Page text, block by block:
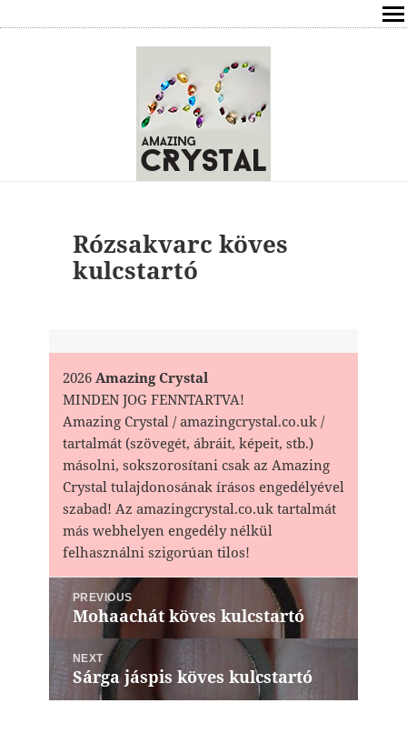
ÍRÁSOK
ÁSVÁNYOK HATÁSAI
ELÉRHETŐSÉG
ONLINE GYÓGYÍTÁS,TANÁCSADÁS
Rózsakvarc köves
kulcstartó
2026Amazing Crystal
MINDEN JOG FENNTARTVA!
Amazing Crystal / amazingcrystal.co.uk /
tartalmát (szövegét, ábráit, képeit, stb.)
másolni, sokszorosítani csak az Amazing
Crystal tulajdonosának írásos engedélyével
szabad! Az amazingcrystal.co.uk tartalmát
más webhelyen engedély nélkül
felhasználni szigorúan tilos!
Bejegyzés
navigáció
PREVIOUS
Previous
post:
Mohaachát köves kulcstartó
NEXT
Next
post:
Sárga jáspis köves kulcstartó